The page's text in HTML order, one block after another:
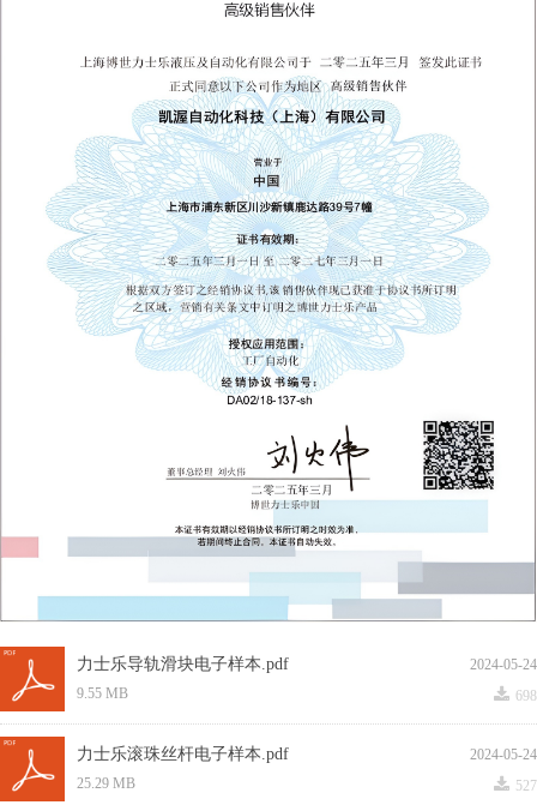
2024-05-24
力士乐导轨滑块电子样本.pdf
끂 698
9.55 MB
2024-05-24
力士乐滚珠丝杆电子样本.pdf
끂 527
25.29 MB